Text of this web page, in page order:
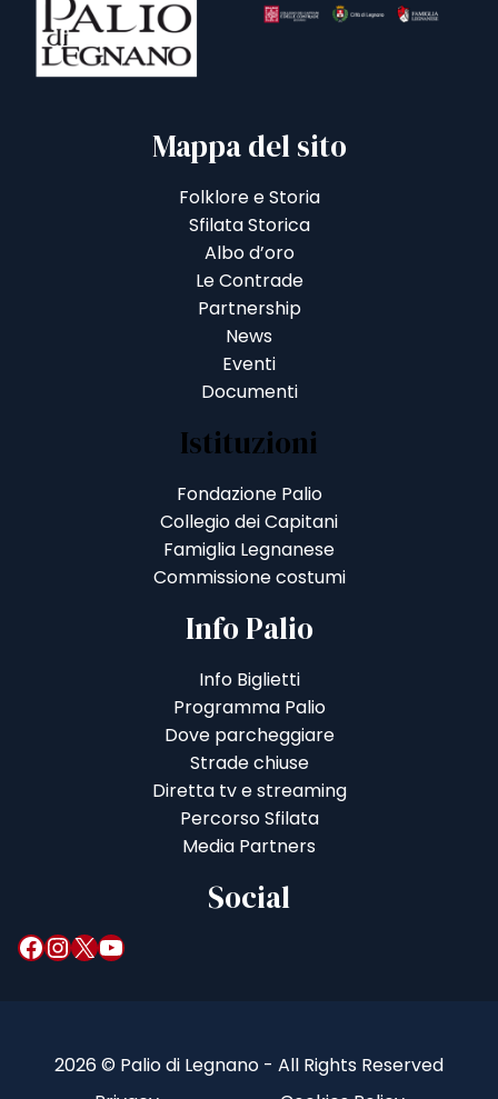
Mappa del sito
Folklore e Storia
Sfilata Storica
Albo d’oro
Le Contrade
Partnership
News
Eventi
Documenti
Istituzioni
Fondazione Palio
Collegio dei Capitani
Famiglia Legnanese
Commissione costumi
Info Palio
Info Biglietti
Programma Palio
Dove parcheggiare
Strade chiuse
Diretta tv e streaming
Percorso Sfilata
Media Partners
Social
Facebook InstagramX YouTube
2026 © Palio di Legnano - All Rights Reserved